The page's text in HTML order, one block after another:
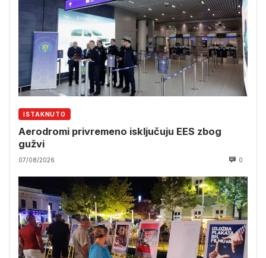
ISTAKNUTO
Aerodromi privremeno isključuju EES zbog
gužvi
07/08/2026 0